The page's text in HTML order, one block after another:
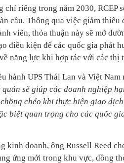
chỉ riêng trong năm 2030, RCEP
cầu. Thông qua việc giảm thiểu
viên, thỏa thuận này sẽ mở
điều kiện để các quốc gia phát
năng lực khi hợp tác với các thị
hành UPS Thái Lan và Việt Nam
sẽ giúp các doanh nghiệp
chéo khi thực hiện giao
biệt quan trọng cho các quốc
kinh doanh, ông Russell Reed
ứng mới trong khu vực, đồng